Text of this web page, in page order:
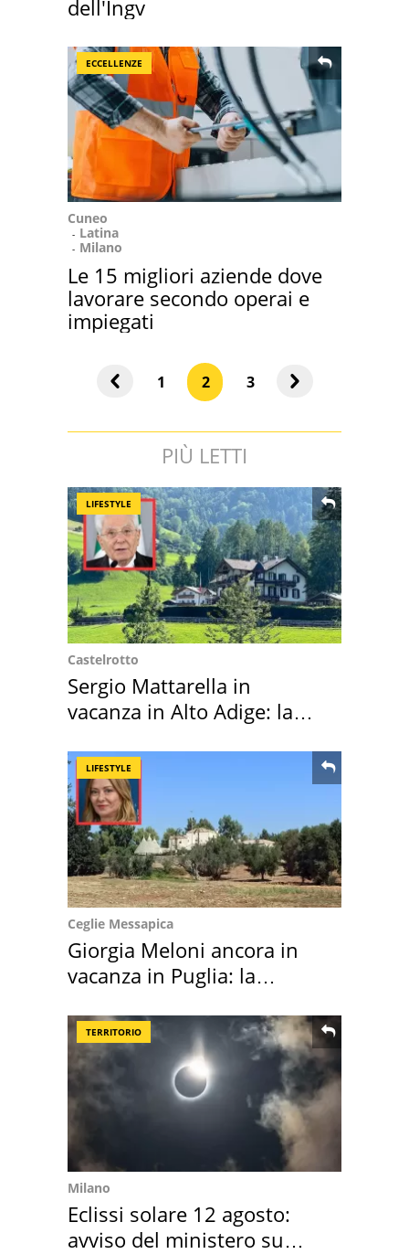
dell'Ingv
ECCELLENZE
Cuneo
Latina
Milano
Le 15 migliori aziende dove
lavorare secondo operai e
impiegati
1 2 3
PIÙ LETTI
LIFESTYLE
Castelrotto
Sergio Mattarella in
vacanza in Alto Adige: la
LIFESTYLE
Ceglie Messapica
Giorgia Meloni ancora in
vacanza in Puglia: la
TERRITORIO
Milano
Eclissi solare 12 agosto:
avviso del ministero su